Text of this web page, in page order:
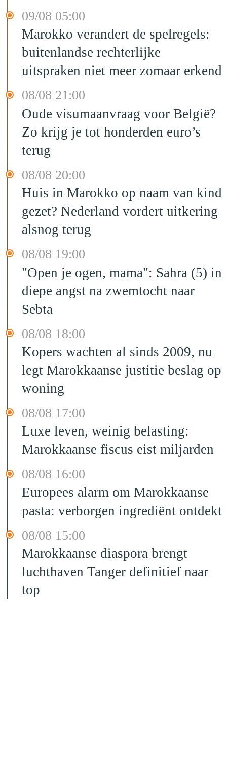
09/08 05:00
Marokko verandert de spelregels:
buitenlandse rechterlijke
uitspraken niet meer zomaar erkend
08/08 21:00
Oude visumaanvraag voor België?
Zo krijg je tot honderden euro’s
terug
08/08 20:00
Huis in Marokko op naam van kind
gezet? Nederland vordert uitkering
alsnog terug
08/08 19:00
"Open je ogen, mama": Sahra (5) in
diepe angst na zwemtocht naar
Sebta
08/08 18:00
Kopers wachten al sinds 2009, nu
legt Marokkaanse justitie beslag op
woning
08/08 17:00
Luxe leven, weinig belasting:
Marokkaanse fiscus eist miljarden
08/08 16:00
Europees alarm om Marokkaanse
pasta: verborgen ingrediënt ontdekt
08/08 15:00
Marokkaanse diaspora brengt
luchthaven Tanger definitief naar
top